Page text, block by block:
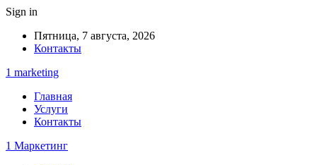
Sign in
Пятница, 7 августа, 2026
Контакты
1 marketing
Главная
Услуги
Контакты
1 Маркетинг